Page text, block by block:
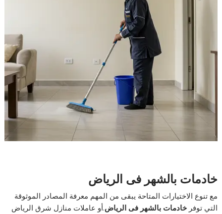
خادمات بالشهر فى الرياض
مع تنوع الاختيارات المتاحة يبقى من المهم معرفة المصادر الموثوقة
التي توفرخادمات بالشهر فى الرياض.أو عاملات منازل شرق الرياض